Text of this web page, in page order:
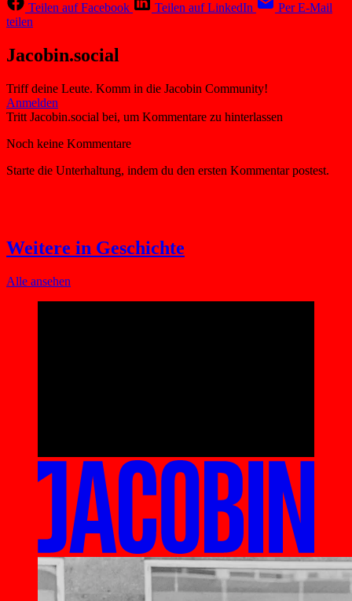
Teilen auf Facebook
Teilen auf LinkedIn
Per E-Mail
teilen
Jacobin.social
Triff deine Leute. Komm in die Jacobin Community!
Weitere in Geschichte
Alle ansehen